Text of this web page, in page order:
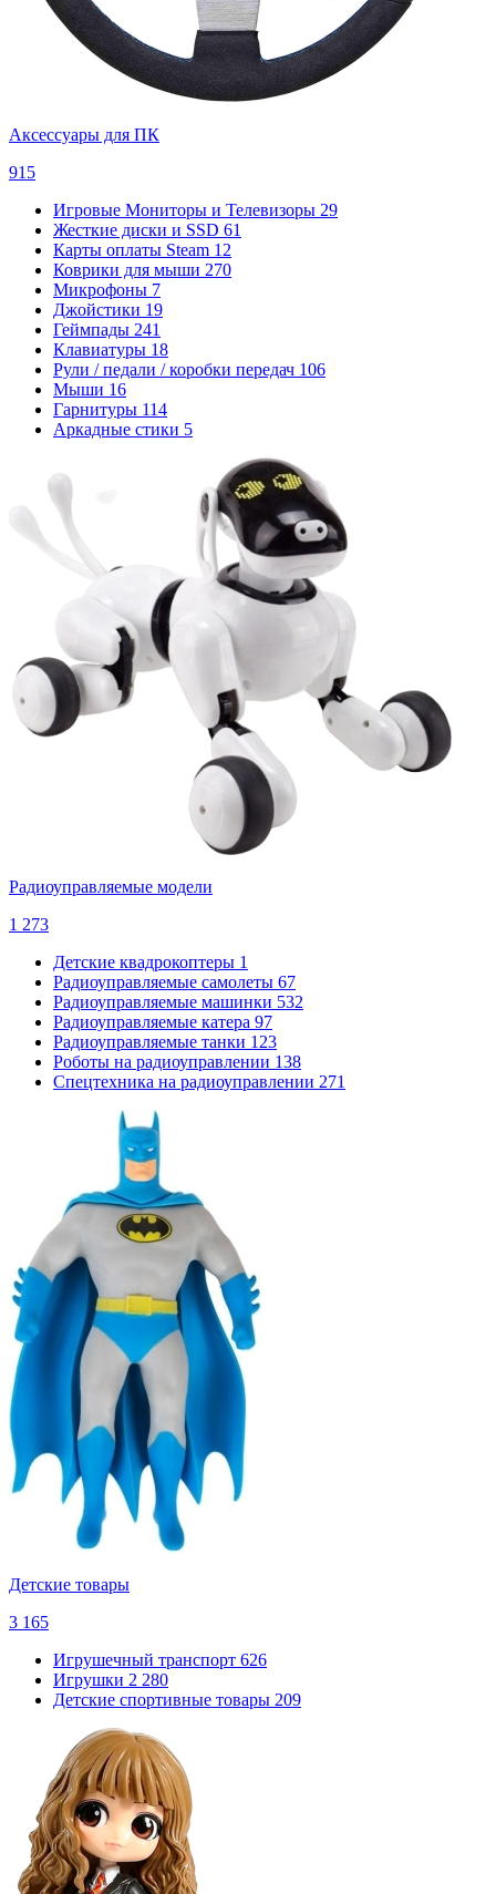
Аксессуары для ПК
915
Игровые Мониторы и Телевизоры 29
Жесткие диски и SSD 61
Карты оплаты Steam 12
Коврики для мыши 270
Микрофоны 7
Джойстики 19
Геймпады 241
Клавиатуры 18
Рули / педали / коробки передач 106
Мыши 16
Гарнитуры 114
Аркадные стики 5
Радиоуправляемые модели
1 273
Детские квадрокоптеры 1
Радиоуправляемые самолеты 67
Радиоуправляемые машинки 532
Радиоуправляемые катера 97
Радиоуправляемые танки 123
Роботы на радиоуправлении 138
Спецтехника на радиоуправлении 271
Детские товары
3 165
Игрушечный транспорт 626
Игрушки 2 280
Детские спортивные товары 209